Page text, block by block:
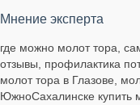
Мнение эксперта
где можно молот тора,
отзывы, профилактика
молот тора в Глазове,
ЮжноСахалинске купить